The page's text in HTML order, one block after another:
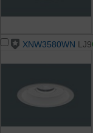
XNW3580WN LJ9